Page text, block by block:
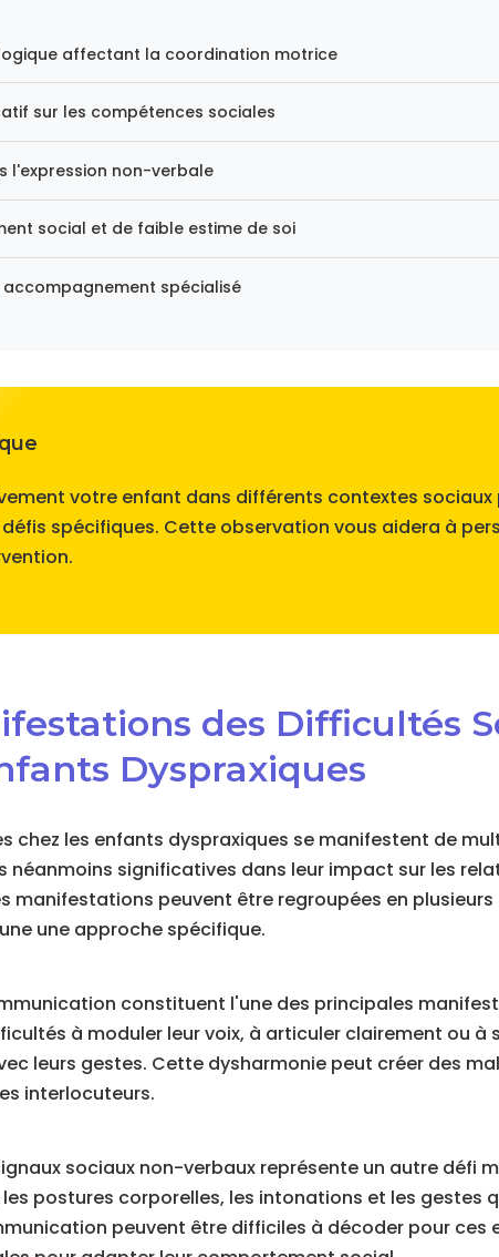
affectant la coordination motrice
sur les compétences sociales
l'expression non-verbale
social et de faible estime de soi
accompagnement spécialisé
votre enfant dans différents contextes
spécifiques. Cette observation vous aidera à
des Difficultés
Dyspraxiques
chez les enfants dyspraxiques se manifestent de
néanmoins significatives dans leur impact sur les
manifestations peuvent être regroupées en
une approche spécifique.
constituent l'une des principales
à moduler leur voix, à articuler clairement ou à
leurs gestes. Cette dysharmonie peut créer des
interlocuteurs.
sociaux non-verbaux représente un autre défi
postures corporelles, les intonations et les gestes
peuvent être difficiles à décoder pour ces